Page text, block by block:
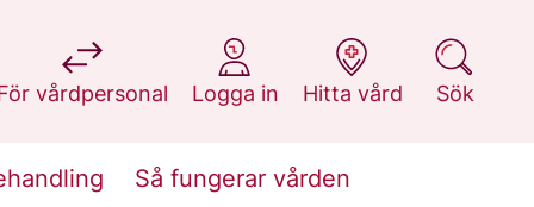
vårdpersonal
på 1177.se
Logga in
på 1177.se
Hitta vård
på 1177.se
Sök
på 1177.se
Så fungerar vården